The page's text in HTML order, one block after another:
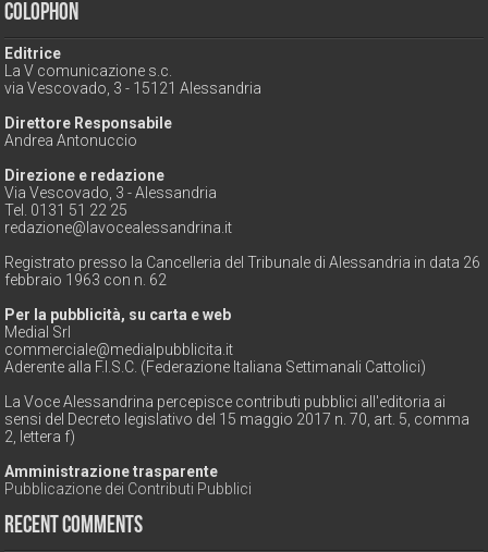
Colophon
Editrice
La V comunicazione s.c.
via Vescovado, 3 - 15121 Alessandria
Direttore Responsabile
Andrea Antonuccio
Direzione e redazione
Via Vescovado, 3 - Alessandria
Tel. 0131 51 22 25
redazione@lavocealessandrina.it
Registrato presso la Cancelleria del Tribunale di Alessandria in data 26
febbraio 1963 con n. 62
Per la pubblicità, su carta e web
Medial Srl
commerciale@medialpubblicita.it
Aderente alla F.I.S.C. (Federazione Italiana Settimanali Cattolici)
La Voce Alessandrina percepisce contributi pubblici all'editoria ai
sensi del Decreto legislativo del 15 maggio 2017 n. 70, art. 5, comma
2, lettera f)
Amministrazione trasparente
Pubblicazione dei Contributi Pubblici
Recent Comments